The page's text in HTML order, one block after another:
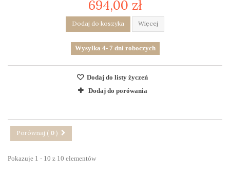
694,00 zł
Dodaj do koszyka Więcej
Wysyłka 4- 7 dni roboczych
Dodaj do listy życzeń
Dodaj do porówania
Porównaj ( 0 )
Pokazuje 1 - 10 z 10 elementów